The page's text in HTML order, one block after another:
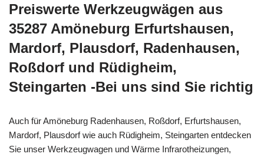
Preiswerte Werkzeugwägen aus
35287 Amöneburg Erfurtshausen,
Mardorf, Plausdorf, Radenhausen,
Roßdorf und Rüdigheim,
Steingarten -Bei uns sind Sie richtig
Auch für Amöneburg Radenhausen, Roßdorf, Erfurtshausen,
Mardorf, Plausdorf wie auch Rüdigheim, Steingarten entdecken
Sie unser Werkzeugwagen und Wärme Infrarotheizungen,